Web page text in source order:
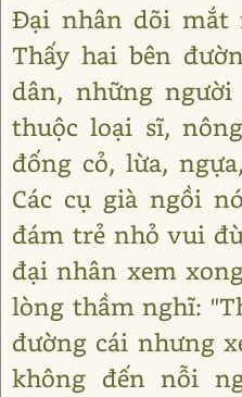
Đại nhân dõi mắt
Thấy hai bên
dân, những
thuộc loại sĩ,
đống cỏ, lừa,
Các cụ già ngồi
đám trẻ nhỏ vui
đại nhân xem
lòng thầm nghĩ:
đường cái nhưng
không đến nỗi